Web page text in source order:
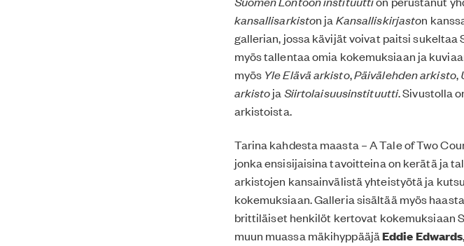
kansallisarkiston ja Kansalliskirjaston
gallerian, jossa kävijät voivat paitsi
myös tallentaa omia kokemuksiaan ja
myös Yle Elävä arkisto,Päivälehden arkisto,
arkistoja Siirtolaisuusinstituutti. Sivustolla
arkistoista.
Tarina kahdesta maasta – A Tale of Two
jonka ensisijaisina tavoitteina on kerätä ja
arkistojen kansainvälistä yhteistyötä ja
kokemuksiaan. Galleria sisältää myös
brittiläiset henkilöt kertovat kokemuksiaan
muun muassa mäkihyppääjäEddie Edwards